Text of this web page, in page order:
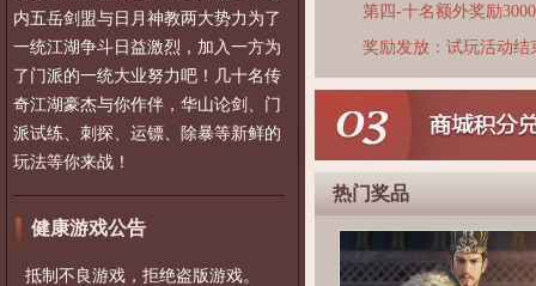
内五岳剑盟与日月神教两大势力为了
一统江湖争斗日益激烈，加入一方为
了门派的一统大业努力吧！几十名传
奇江湖豪杰与你作伴，华山论剑、门
派试练、刺探、运镖、除暴等新鲜的
玩法等你来战！
健康游戏公告
抵制不良游戏，拒绝盗版游戏。
第四-十名额外奖励
奖励发放：试玩活动
热门奖品